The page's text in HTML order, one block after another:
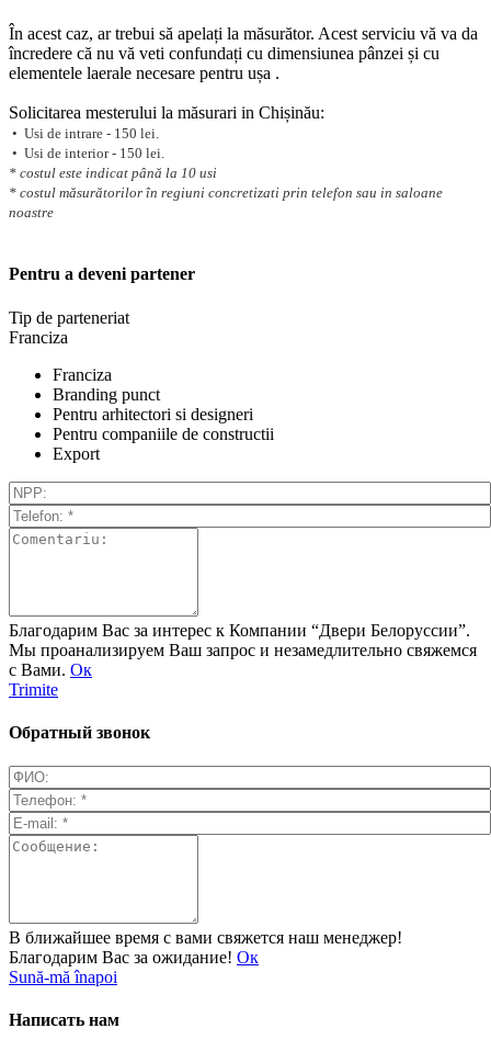
În acest caz, ar trebui să apelați la măsurător. Acest serviciu vă va da
încredere că nu vă veti confundați cu dimensiunea pânzei și cu
elementele laerale necesare pentru ușa .
Solicitarea mesterului la măsurari in Chișinău:
• Usi de intrare - 150 lei.
• Usi de interior - 150 lei.
* costul este indicat până la 10 usi
* costul măsurătorilor în regiuni concretizati prin telefon sau in saloane
noastre
Pentru a deveni partener
Tip de parteneriat
Franciza
Franciza
Branding punct
Pentru arhitectori si designeri
Pentru companiile de constructii
Export
Благодарим Вас за интерес к Компании “Двери Белоруссии”.
Мы проанализируем Ваш запрос и незамедлительно свяжемся
с Вами. Ок
Trimite
Обратный звонок
В ближайшее время с вами свяжется наш менеджер!
Благодарим Вас за ожидание! Ок
Sună-mă înapoi
Написать нам